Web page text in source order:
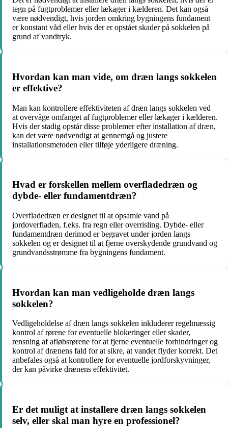
tegn på fugtproblemer eller lækager i kælderen. Det kan også
være nødvendigt, hvis jorden omkring bygningens fundament
er konstant våd eller hvis der er opstået skader på sokkelen på
grund af vandtryk.
Hvordan kan man vide, om dræn langs sokkelen
er effektive?
Man kan kontrollere effektiviteten af dræn langs sokkelen ved
at overvåge omfanget af fugtproblemer eller lækager i kælderen.
Hvis der stadig opstår disse problemer efter installation af dræn,
kan det være nødvendigt at gennemgå og justere
installationsmetoden eller tilføje yderligere dræning.
Hvad er forskellen mellem overfladedræn og
dybde- eller fundamentdræn?
Overfladedræn er designet til at opsamle vand på
jordoverfladen, f.eks. fra regn eller overrisling. Dybde- eller
fundamentdræn derimod er begravet under jorden langs
sokkelen og er designet til at fjerne overskydende grundvand og
grundvandsstrømme fra bygningens fundament.
Hvordan kan man vedligeholde dræn langs
sokkelen?
Vedligeholdelse af dræn langs sokkelen inkluderer regelmæssig
kontrol af rørene for eventuelle blokeringer eller skader,
rensning af afløbsrørene for at fjerne eventuelle forhindringer og
kontrol af drænens fald for at sikre, at vandet flyder korrekt. Det
anbefales også at kontrollere for eventuelle jordforskyvninger,
der kan påvirke drænens effektivitet.
Er det muligt at installere dræn langs sokkelen
selv, eller skal man hyre en professionel?